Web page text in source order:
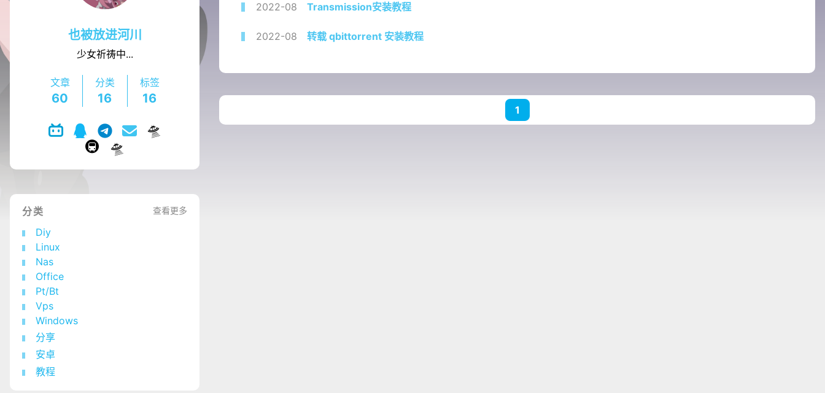
也被放进河川
少女祈祷中...
文章
60
分类
16
标签
16
分类 查看更多
Diy
Linux
Nas
Office
Pt/Bt
Vps
Windows
分享
安卓
教程
2022-08 Transmission安装教程
2022-08 转载 qbittorrent 安装教程
1